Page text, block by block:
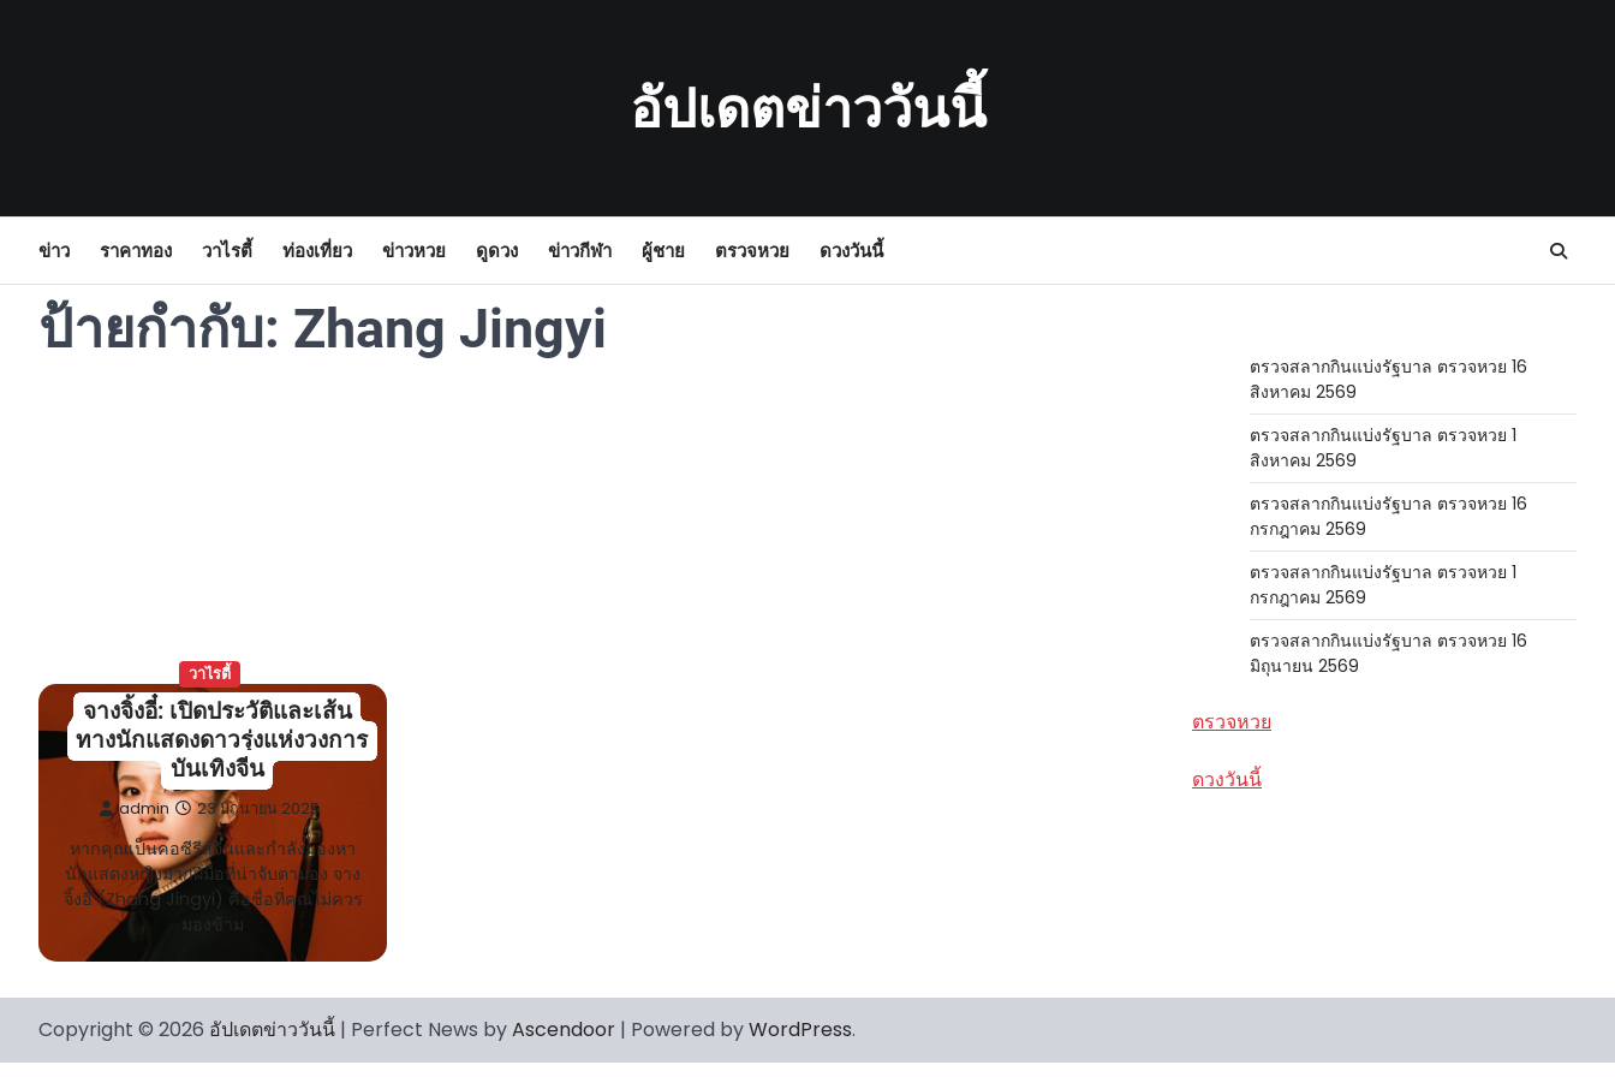
อัปเดตข่าววันนี้
ข่าว ราคาทอง วาไรตี้ ท่องเที่ยว ข่าวหวย ดูดวง ข่าวกีฬา ผู้ชาย ตรวจหวย ดวงวันนี้
ป้ายกำกับ: Zhang Jingyi
วาไรตี้
จางจิ้งอี๋: เปิดประวัติและเส้น
ทางนักแสดงดาวรุ่งแห่งวงการ
บันเทิงจีน
admin 23 มิถุนายน 2025
หากคุณเป็นคอซีรีส์จีนและกำลังมองหา
นักแสดงหญิงมากฝีมือที่น่าจับตามอง จาง
จิ้งอี๋ (Zhang Jingyi) คือชื่อที่คุณไม่ควร
มองข้าม
ตรวจสลากกินแบ่งรัฐบาล ตรวจหวย 16
สิงหาคม 2569
ตรวจสลากกินแบ่งรัฐบาล ตรวจหวย 1
สิงหาคม 2569
ตรวจสลากกินแบ่งรัฐบาล ตรวจหวย 16
กรกฎาคม 2569
ตรวจสลากกินแบ่งรัฐบาล ตรวจหวย 1
กรกฎาคม 2569
ตรวจสลากกินแบ่งรัฐบาล ตรวจหวย 16
มิถุนายน 2569
ตรวจหวย
ดวงวันนี้
Copyright © 2026 อัปเดตข่าววันนี้ | Perfect News byAscendoor | Powered byWordPress.